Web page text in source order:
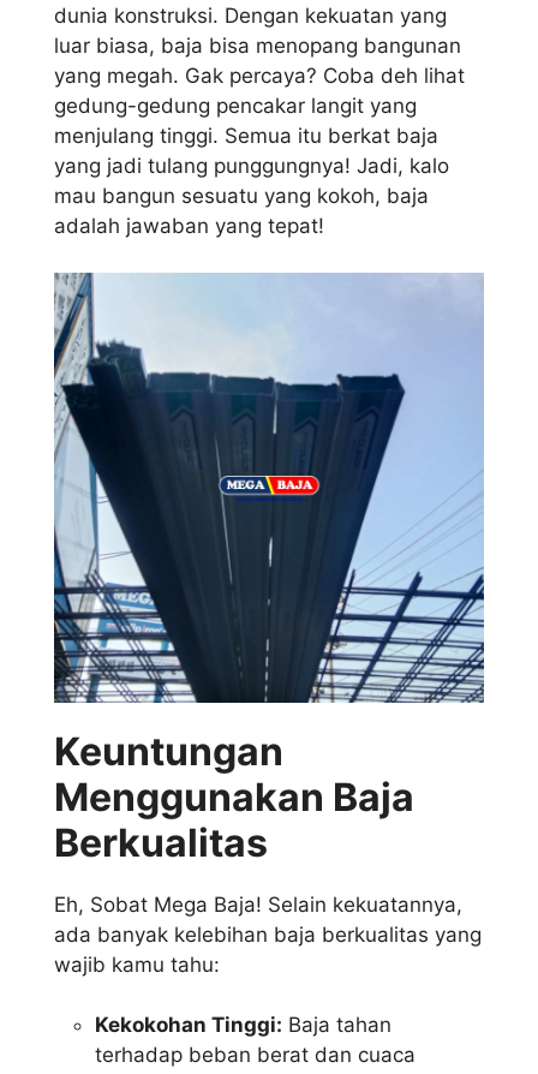
dunia konstruksi. Dengan kekuatan yang
luar biasa, baja bisa menopang bangunan
yang megah. Gak percaya? Coba deh lihat
gedung-gedung pencakar langit yang
menjulang tinggi. Semua itu berkat baja
yang jadi tulang punggungnya! Jadi, kalo
mau bangun sesuatu yang kokoh, baja
adalah jawaban yang tepat!
Keuntungan
Menggunakan Baja
Berkualitas
Eh, Sobat Mega Baja! Selain kekuatannya,
ada banyak kelebihan baja berkualitas yang
wajib kamu tahu:
Kekokohan Tinggi: Baja tahan
terhadap beban berat dan cuaca